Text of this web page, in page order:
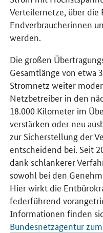
Verteilernetze, über die
Endverbraucherinnen
werden.
Die großen
Gesamtlänge von etwa
Stromnetz weiter
Netzbetreiber in den
18.000 Kilometer im
verstärken oder neu
zur Sicherstellung der
entscheidend bei. Seit
dank schlankerer
sowohl bei den
Hier wirkt die
federführend
Informationen finden
Bundesnetzagentur